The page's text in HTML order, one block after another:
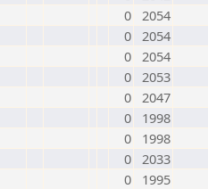
0 2054
0 2054
0 2054
0 2053
0 2047
0
1998
0
1998
0 2033
0
1995